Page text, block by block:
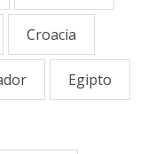
Croacia
Egipto